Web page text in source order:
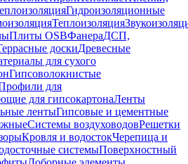
Гидроизоляционные
Теплоизоляция
Плиты OSBФанераДСП,
доскиДревесные
для сухого
Гипсоволокнистые
для
для гипсокартонаЛенты
лентыГипсовые и цементные
Системы воздуховодовРешетки
Кровля и водостокЧерепица и
системыПоверхностный